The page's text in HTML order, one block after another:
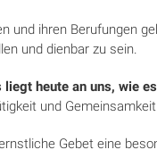
und ihren Berufungen
und dienbar zu sein.
liegt heute an uns, wie
und
Ge­bet eine